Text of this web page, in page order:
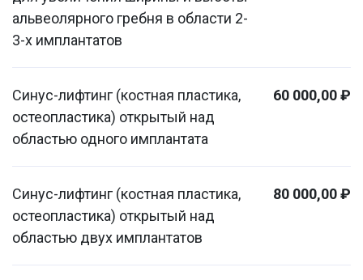
альвеолярного гребня в области 2-
3-х имплантатов
Синус-лифтинг (костная пластика,
остеопластика) открытый над
областью одного имплантата
60 000,00 ₽
Синус-лифтинг (костная пластика,
остеопластика) открытый над
областью двух имплантатов
80 000,00 ₽